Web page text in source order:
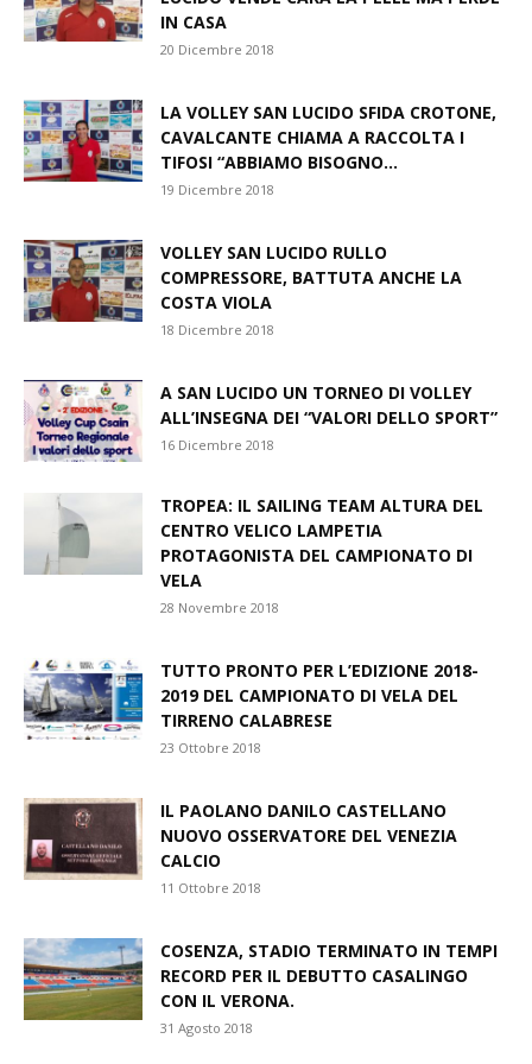
IN CASA
20 Dicembre 2018
LA VOLLEY SAN LUCIDO SFIDA CROTONE,
CAVALCANTE CHIAMA A RACCOLTA I
TIFOSI “ABBIAMO BISOGNO...
19 Dicembre 2018
VOLLEY SAN LUCIDO RULLO
COMPRESSORE, BATTUTA ANCHE LA
COSTA VIOLA
18 Dicembre 2018
A SAN LUCIDO UN TORNEO DI VOLLEY
ALL’INSEGNA DEI “VALORI DELLO SPORT”
16 Dicembre 2018
TROPEA: IL SAILING TEAM ALTURA DEL
CENTRO VELICO LAMPETIA
PROTAGONISTA DEL CAMPIONATO DI
VELA
28 Novembre 2018
TUTTO PRONTO PER L’EDIZIONE 2018-
2019 DEL CAMPIONATO DI VELA DEL
TIRRENO CALABRESE
23 Ottobre 2018
IL PAOLANO DANILO CASTELLANO
NUOVO OSSERVATORE DEL VENEZIA
CALCIO
11 Ottobre 2018
COSENZA, STADIO TERMINATO IN TEMPI
RECORD PER IL DEBUTTO CASALINGO
CON IL VERONA.
31 Agosto 2018